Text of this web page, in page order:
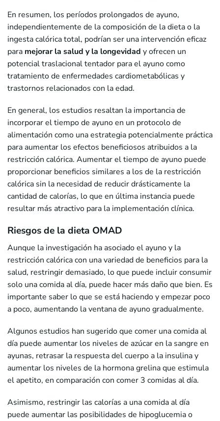
En resumen, los períodos prolongados de ayuno,
independientemente de la composición de la dieta o la
ingesta calórica total, podrían ser una intervención eficaz
para mejorar la salud y la longevidad y ofrecen un
potencial traslacional tentador para el ayuno como
tratamiento de enfermedades cardiometabólicas y
trastornos relacionados con la edad.
En general, los estudios resaltan la importancia de
incorporar el tiempo de ayuno en un protocolo de
alimentación como una estrategia potencialmente práctica
para aumentar los efectos beneficiosos atribuidos a la
restricción calórica. Aumentar el tiempo de ayuno puede
proporcionar beneficios similares a los de la restricción
calórica sin la necesidad de reducir drásticamente la
cantidad de calorías, lo que en última instancia puede
resultar más atractivo para la implementación clínica.
Riesgos de la dieta OMAD
Aunque la investigación ha asociado el ayuno y la
restricción calórica con una variedad de beneficios para la
salud, restringir demasiado, lo que puede incluir consumir
solo una comida al día, puede hacer más daño que bien. Es
importante saber lo que se está haciendo y empezar poco
a poco, aumentando la ventana de ayuno gradualmente.
Algunos estudios han sugerido que comer una comida al
día puede aumentar los niveles de azúcar en la sangre en
ayunas, retrasar la respuesta del cuerpo a la insulina y
aumentar los niveles de la hormona grelina que estimula
el apetito, en comparación con comer 3 comidas al día.
Asimismo, restringir las calorías a una comida al día
puede aumentar las posibilidades de hipoglucemia o